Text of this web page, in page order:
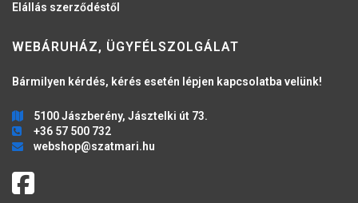
Elállás szerződéstől
WEBÁRUHÁZ, ÜGYFÉLSZOLGÁLAT
Bármilyen kérdés, kérés esetén lépjen kapcsolatba velünk!
5100 Jászberény, Jásztelki út 73.
+36 57 500 732
webshop@szatmari.hu